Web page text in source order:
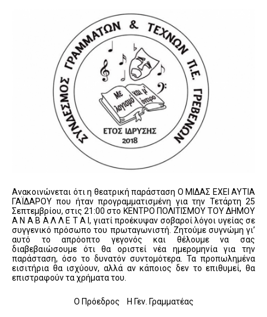
Ανακοινώνεται ότι η θεατρική παράσταση Ο ΜΙΔΑΣ ΕΧΕΙ ΑΥΤΙΑ
ΓΑΪΔΑΡΟΥ που ήταν προγραμματισμένη για την Τετάρτη 25
Σεπτεμβρίου, στις 21:00 στο ΚΕΝΤΡΟ ΠΟΛΙΤΙΣΜΟΥ ΤΟΥ ΔΗΜΟΥ
Α Ν Α Β Α Λ Λ Ε Τ Α Ι, γιατί προέκυψαν σοβαροί λόγοι υγείας σε
συγγενικό πρόσωπο του πρωταγωνιστή. Ζητούμε συγνώμη γι’
αυτό το απρόοπτο γεγονός και θέλουμε να σας
διαβεβαιώσουμε ότι θα οριστεί νέα ημερομηνία για την
παράσταση, όσο το δυνατόν συντομότερα. Τα προπωλημένα
εισιτήρια θα ισχύουν, αλλά αν κάποιος δεν το επιθυμεί, θα
επιστραφούν τα χρήματα του.
Ο Πρόεδρος Η Γεν. Γραμματέας